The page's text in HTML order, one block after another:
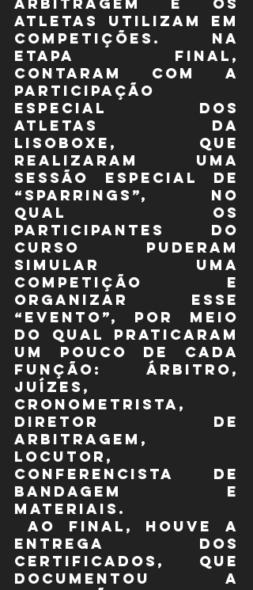
arbitragem e os
atletas utilizam em
competições. Na
etapa final,
contaram com a
participação
especial dos
atletas da
LISOBOXE, que
realizaram uma
sessão especial de
“sparrings”, no
qual os
participantes do
curso puderam
simular uma
competição e
organizar esse
“evento”, por meio
do qual praticaram
um pouco de cada
função: árbitro,
juízes,
cronometrista,
diretor de
arbitragem,
locutor,
conferencista de
bandagem e
materiais.
Ao final, houve a
entrega dos
certificados, que
documentou a